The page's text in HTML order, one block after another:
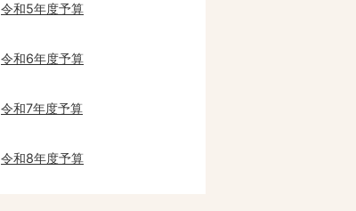
令和5年度予算
令和6年度予算
令和7年度予算
令和8年度予算